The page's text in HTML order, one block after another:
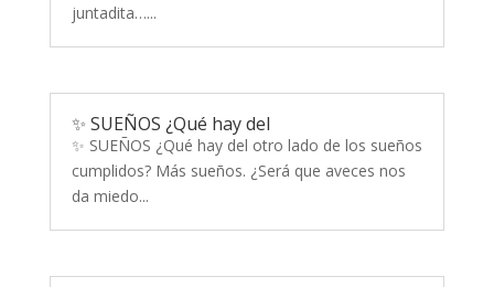
juntadita…...
✨ SUEÑOS ¿Qué hay del
✨ SUEÑOS ¿Qué hay del otro lado de los sueños
cumplidos? Más sueños. ¿Será que aveces nos
da miedo...